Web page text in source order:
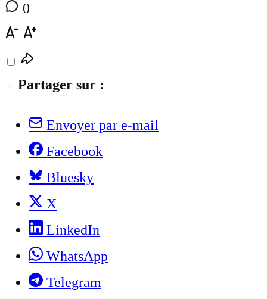
0
Partager sur :
Envoyer par e-mail
Facebook
Bluesky
X
LinkedIn
WhatsApp
Telegram